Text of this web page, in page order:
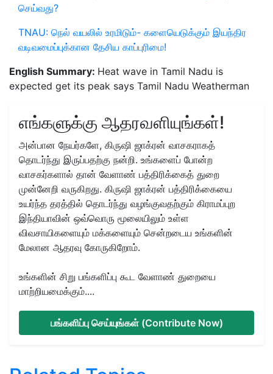
செய்வது?
TNAU: நெல் வயலில் உரமிடும்- களையெடுக்கும் இயந்திர
வடிவமைப்புக்கான தேசிய காப்புரிமை!
English Summary: Heat wave in Tamil Nadu is
expected get its peak says Tamil Nadu Weatherman
எங்களுக்கு ஆதரவளியுங்கள்!
அன்பான நேயர்களே, கிருஷி ஜாக்ரன் வாசகராகத்
தொடர்ந்து இருப்பதற்கு நன்றி. உங்களைப் போன்ற
வாசகர்களால் தான் வேளாண் பத்திரிக்கைத் துறை
முன்னேறி வருகிறது. கிருஷி ஜாக்ரன் பத்திரிக்கையை
உயர்ந்த தரத்தில் தொடர்ந்து வழங்குவதற்கும் கிராமப்புற
இந்தியாவின் ஒவ்வொரு மூலையிலும் உள்ள
விவசாயிகளையும் மக்களையும் சென்றடைய உங்களின்
மேலான ஆதரவு கோருகிறோம்.
உங்களின் சிறு பங்களிப்பு கூட வேளாண் துறையை
மாற்றியமைக்கும்....
பங்களிப்பு செய்யுங்கள் (Contribute Now)